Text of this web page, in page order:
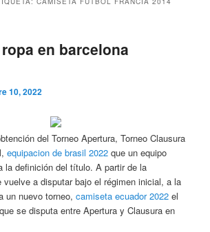
en barcelona
10, 2022
del Torneo Apertura, Torneo Clausura
equipacion de brasil 2022 que un equipo
la definición del título. A partir de la
vuelve a disputar bajo el régimen inicial, a la
un nuevo torneo,camiseta ecuador 2022 el
se disputa entre Apertura y Clausura en